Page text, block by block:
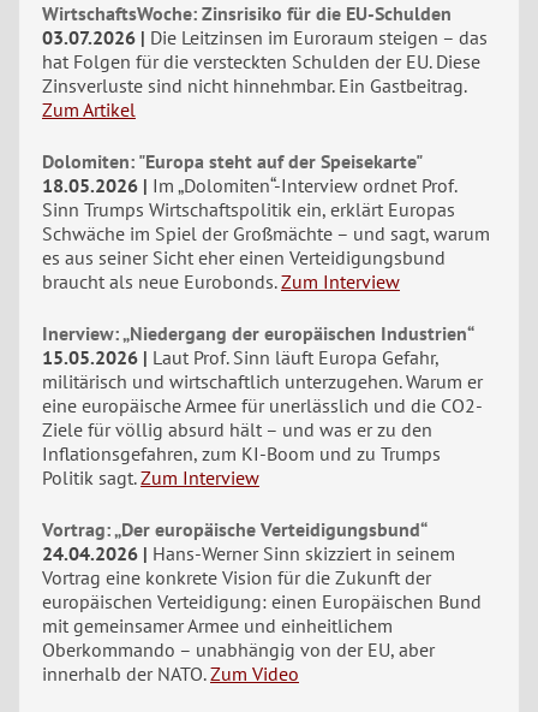
WirtschaftsWoche: Zinsrisiko für die EU-Schulden
03.07.2026
Die Leitzinsen im Euroraum steigen – das
hat Folgen für die versteckten Schulden der EU. Diese
Zinsverluste sind nicht hinnehmbar. Ein Gastbeitrag.
Zum Artikel
Dolomiten: "Europa steht auf der Speisekarte"
18.05.2026
Im „Dolomiten“-Interview ordnet Prof.
Sinn Trumps Wirtschaftspolitik ein, erklärt Europas
Schwäche im Spiel der Großmächte – und sagt, warum
es aus seiner Sicht eher einen Verteidigungsbund
braucht als neue Eurobonds. Zum Interview
Inerview: „Niedergang der europäischen Industrien“
15.05.2026
Laut Prof. Sinn läuft Europa Gefahr,
militärisch und wirtschaftlich unterzugehen. Warum er
eine europäische Armee für unerlässlich und die CO2-
Ziele für völlig absurd hält – und was er zu den
Inflationsgefahren, zum KI-Boom und zu Trumps
Politik sagt. Zum Interview
Vortrag: „Der europäische Verteidigungsbund“
24.04.2026
Hans-Werner Sinn skizziert in seinem
Vortrag eine konkrete Vision für die Zukunft der
europäischen Verteidigung: einen Europäischen Bund
mit gemeinsamer Armee und einheitlichem
Oberkommando – unabhängig von der EU, aber
innerhalb der NATO. Zum Video